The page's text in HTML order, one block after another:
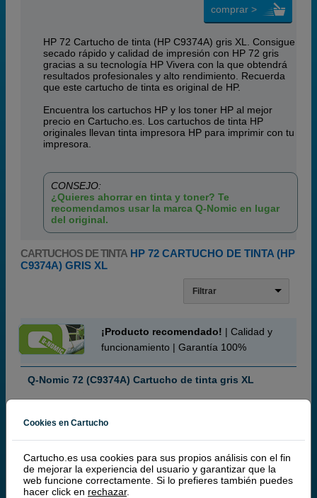
comprar >
HP 72 Cartucho de tinta (HP C9374A) gris XL. Consigue
secado rápido y calidad de impresión con HP 72 gris
gracias a su tecnología HP Vivera con la que obtendrá
resultados profesionales y alto rendimiento. Recuerda
que este cartucho de tinta es original de HP.
Encuentra los cartuchos HP y los toner HP al mejor
precio en Cartucho.es. Los cartuchos de tinta HP
originales llevan tinta impresora HP para imprimir con tu
impresora.
CONSEJO:
¿Quieres ahorrar en tinta y toner? Te
recomendamos usar la marca Q-Nomic en lugar
del original.
CARTUCHOS DE TINTA HP 72 CARTUCHO DE TINTA (HP
C9374A) GRIS XL
Filtrar
¡Producto recomendado! | Calidad y
funcionamiento | Garantía 100%
Q-Nomic 72 (C9374A) Cartucho de tinta gris XL
gris
130 ml (0,33 € por ml)
Cookies en Cartucho
Cartucho.es usa cookies para sus propios análisis con el fin
de mejorar la experiencia del usuario y garantizar que la
web funcione correctamente. Si lo prefieres también puedes
hacer click en rechazar.